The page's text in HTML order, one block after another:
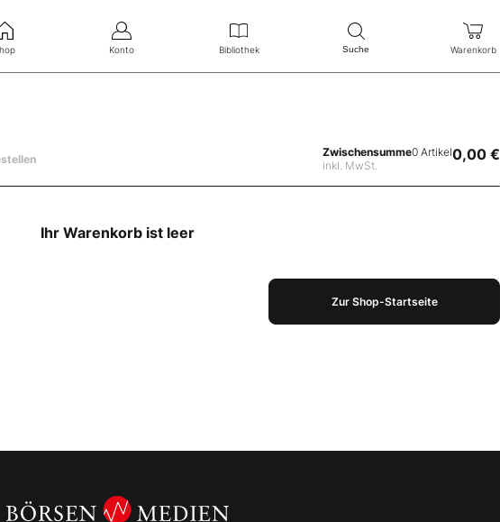
Konto Bibliothek Suche Warenkorb
Zwischensumme
inkl. MwSt.
0 Artikel0,00 €
Ihr Warenkorb ist leer
Zur Shop-Startseite